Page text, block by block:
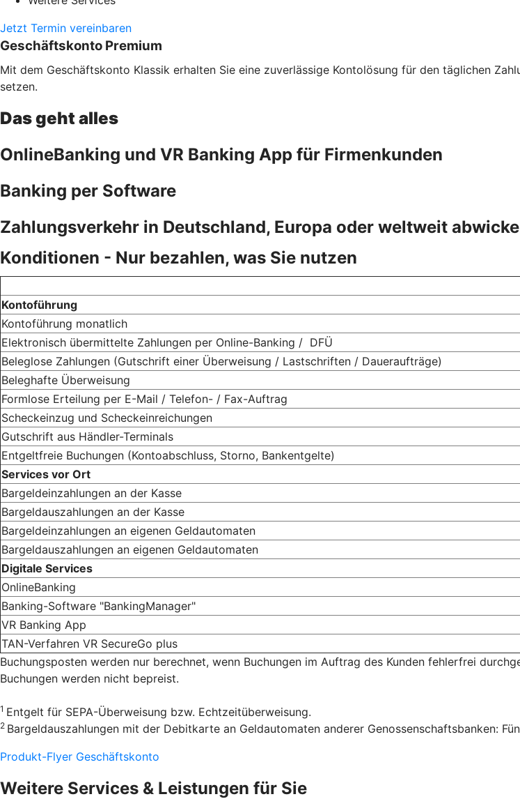
Jetzt Termin vereinbaren
Geschäftskonto Premium
Mit dem Geschäftskonto Klassik erhalten Sie eine zuverlässige Kontolösung für den täglichen
setzen.
Das geht alles
OnlineBanking und VR Banking App für Firmenkunden
Banking per Software
Zahlungsverkehr in Deutschland, Europa oder weltweit
Konditionen - Nur bezahlen, was Sie nutzen
Kontoführung
Kontoführung monatlich
Elektronisch übermittelte Zahlungen per Online-Banking / DFÜ
Beleglose Zahlungen (Gutschrift einer Überweisung / Lastschriften / Daueraufträge)
Beleghafte Überweisung
Formlose Erteilung per E-Mail / Telefon- / Fax-Auftrag
Scheckeinzug und Scheckeinreichungen
Gutschrift aus Händler-Terminals
Entgeltfreie Buchungen (Kontoabschluss, Storno, Bankentgelte)
Services vor Ort
Bargeldeinzahlungen an der Kasse
Bargeldauszahlungen an der Kasse
Bargeldeinzahlungen an eigenen Geldautomaten
Bargeldauszahlungen an eigenen Geldautomaten
Digitale Services
OnlineBanking
Banking-Software "BankingManager"
VR Banking App
TAN-Verfahren VR SecureGo plus
Buchungsposten werden nur berechnet, wenn Buchungen im Auftrag des Kunden fehlerfrei
Buchungen werden nicht bepreist.
1 Entgelt für SEPA-Überweisung bzw. Echtzeitüberweisung.
2 Bargeldauszahlungen mit der Debitkarte an Geldautomaten anderer Genossenschaftsbanken:
Produkt-Flyer Geschäftskonto
Weitere Services & Leistungen für Sie